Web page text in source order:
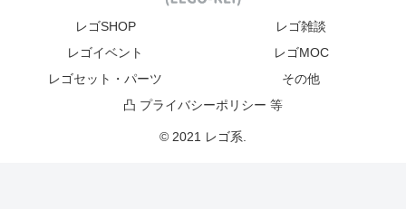
レゴSHOP
レゴ雑談
レゴイベント
レゴMOC
レゴセット・パーツ
その他
凸 プライバシーポリシー 等
© 2021 レゴ系.